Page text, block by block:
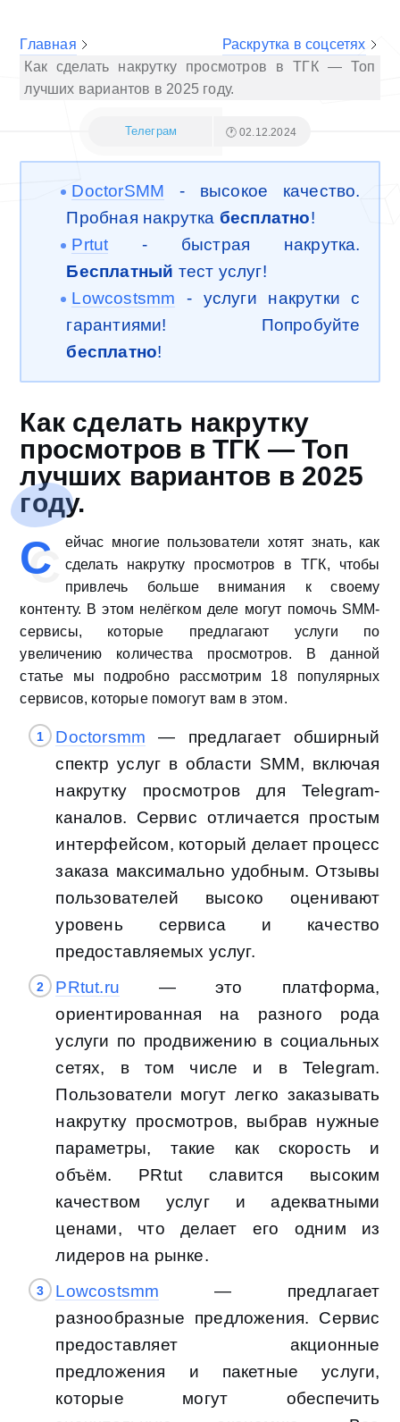
Главная
Раскрутка в соцсетях
Как сделать накрутку просмотров в ТГК — Топ
лучших вариантов в 2025 году.
Телеграм 🕐 02.12.2024
DoctorSMM - высокое качество.
Пробная накрутка бесплатно!
Prtut - быстрая накрутка.
Бесплатный тест услуг!
Lowcostsmm - услуги накрутки с
гарантиями! Попробуйте
бесплатно!
Как сделать накрутку
просмотров в ТГК — Топ
лучших вариантов в 2025
году.
С
ейчас многие пользователи хотят знать, как
сделать накрутку просмотров в ТГК, чтобы
привлечь больше внимания к своему
контенту. В этом нелёгком деле могут помочь SMM-
сервисы, которые предлагают услуги по
увеличению количества просмотров. В данной
статье мы подробно рассмотрим 18 популярных
сервисов, которые помогут вам в этом.
Doctorsmm — предлагает обширный
спектр услуг в области SMM, включая
накрутку просмотров для Telegram-
каналов. Сервис отличается простым
интерфейсом, который делает процесс
заказа максимально удобным. Отзывы
пользователей высоко оценивают
уровень сервиса и качество
предоставляемых услуг.
PRtut.ru — это платформa,
ориентированная на разного рода
услуги по продвижению в социальных
сетях, в том числе и в Telegram.
Пользователи могут легко заказывать
накрутку просмотров, выбрав нужные
параметры, такие как скорость и
объём. PRtut славится высоким
качеством услуг и адекватными
ценами, что делает его одним из
лидеров на рынке.
Lowcostsmm — предлагает
разнообразные предложения. Сервис
предоставляет акционные
предложения и пакетные услуги,
которые могут обеспечить